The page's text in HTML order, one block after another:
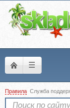
☰
Правила Служба